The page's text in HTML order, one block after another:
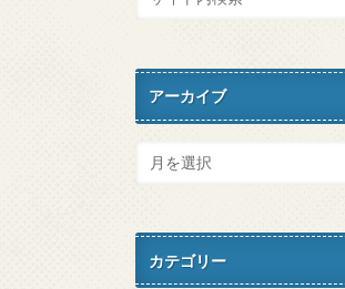
アーカイブ
カテゴリー